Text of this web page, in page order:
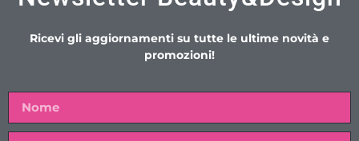
Ricevi gli aggiornamenti su tutte le ultime novità e
promozioni!